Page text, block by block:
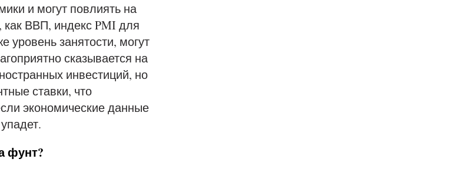
и могут повлиять на
как ВВП, индекс PMI для
уровень занятости, могут
сказывается на
инвестиций, но
ставки, что
экономические данные
фунт?